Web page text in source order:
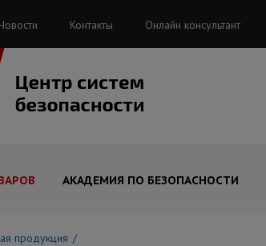
Контакты Онлайн консультант
АКАДЕМИЯ ПО БЕЗОПАСНОСТИ
продукция